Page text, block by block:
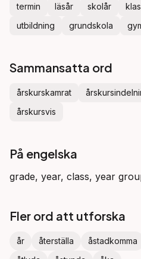
termin läsår skolår
utbildning
grundskola
Sammansatta ord
årskurskamrat
årskursvis
På engelska
grade, year, class, year
Fler ord att utforska
år återställa åstadkomma